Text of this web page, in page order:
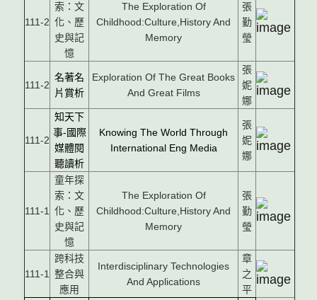
111-2
索：文
化、歷
史與記
憶
The Exploration Of
Childhood:Culture,History And
Memory
張
勤
瑩
111-2
名著名
片賞析
Exploration Of The Great Books
And Great Films
張
妮
娜
111-2
知天下
事-國際
媒體閱
聽讀析
Knowing The World Through
International Eng Media
張
妮
娜
111-1
童年探
索：文
化、歷
史與記
憶
The Exploration Of
Childhood:Culture,History And
Memory
張
勤
瑩
111-1
跨科技
整合與
應用
Interdisciplinary Technologies
And Applications
章
之
平